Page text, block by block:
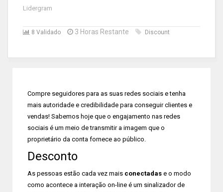
Lidergram
8 Validado 3 Horas Restante Discount
Compre seguidores para as suas redes sociais e tenha
mais autoridade e credibilidade para conseguir clientes e
vendas! Sabemos hoje que o engajamento nas redes
sociais é um meio de transmitir a imagem que o
proprietário da conta fornece ao público.
Desconto
As pessoas estão cada vez mais conectadas e o modo
como acontece a interação on-line é um sinalizador de